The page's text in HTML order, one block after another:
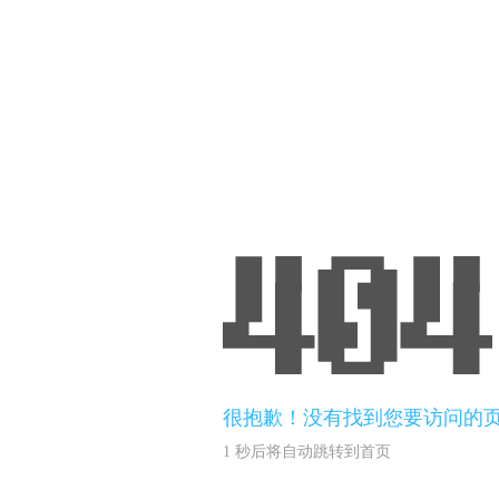
很抱歉！没有找到您要访问的
1 秒后将自动跳转到首页